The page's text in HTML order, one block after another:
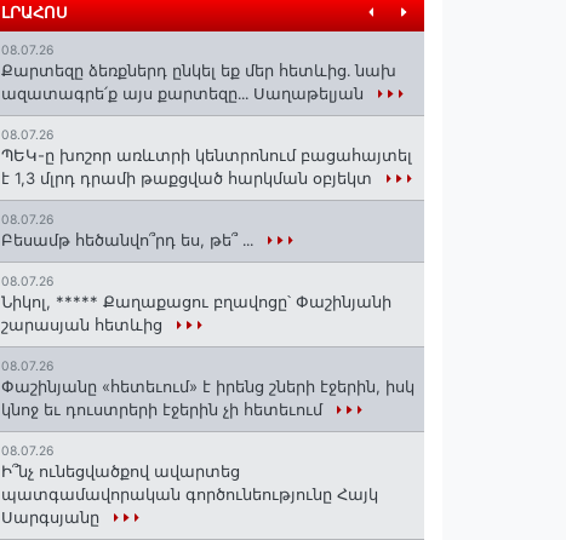
ԼՐԱՀՈՍ
08.07.26
Քարտեզը ձեռքներդ ընկել եք մեր հետևից․ նախ
ազատագրե՛ք այս քարտեզը․․․ Սաղաթելյան
08.07.26
ՊԵԿ-ը խոշոր առևտրի կենտրոնում բացահայտել
է 1,3 մլրդ դրամի թաքցված հարկման օբյեկտ
08.07.26
Բեսամթ հեծանվո՞րդ ես, թե՞ ․․․
08.07.26
Նիկոլ, ***** Քաղաքացու բղավոցը՝ Փաշինյանի
շարասյան հետևից
08.07.26
Փաշինյանը «հետեւում» է իրենց շների էջերին, իսկ
կնոջ եւ դուստրերի էջերին չի հետեւում
08.07.26
Ի՞նչ ունեցվածքով ավարտեց
պատգամավորական գործունեությունը Հայկ
Սարգսյանը